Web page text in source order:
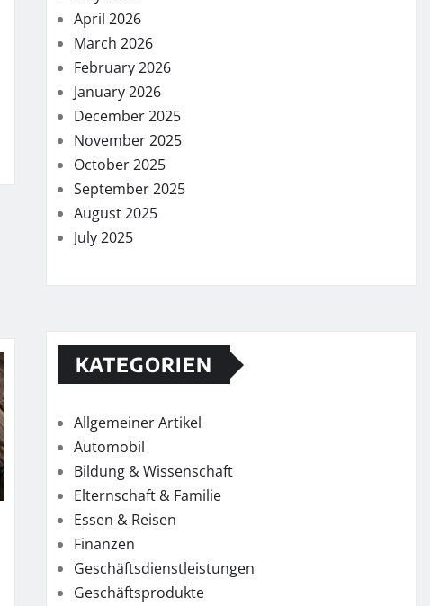
April 2026
March 2026
February 2026
January 2026
December 2025
November 2025
October 2025
September 2025
August 2025
July 2025
KATEGORIEN
Allgemeiner Artikel
Automobil
Bildung & Wissenschaft
Elternschaft & Familie
Essen & Reisen
Finanzen
Geschäftsdienstleistungen
Geschäftsprodukte